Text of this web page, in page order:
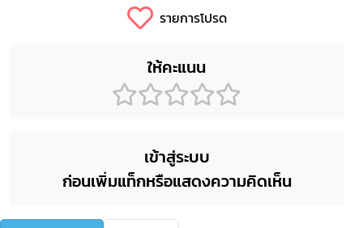
รายการโปรด
ให้คะแนน
เข้าสู่ระบบ
ก่อนเพิ่มแท็กหรือแสดงความคิดเห็น